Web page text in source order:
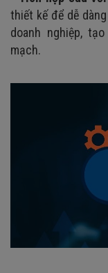
thiết kế để dễ
doanh nghiệp,
mạch.